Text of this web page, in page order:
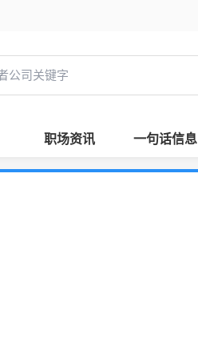
职场资讯 一句话信息